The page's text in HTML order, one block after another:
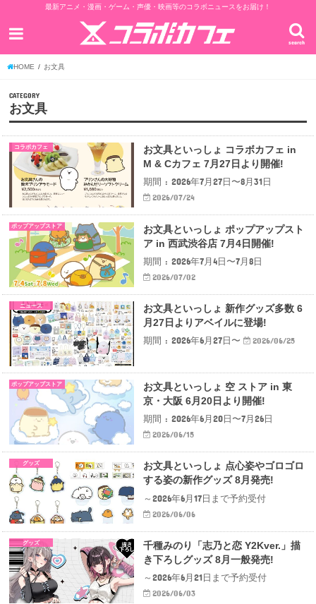
最新アニメ・漫画・ゲーム・声優・映画等のコラボニュースをお届け！
search
HOME お文具
CATEGORY
お文具
コラボカフェ
お文具といっしょ コラボカフェ in
M & Cカフェ 7月27日より開催!
期間 : 2026年7月27日〜8月31日
2026/07/24
ポップアップストア
お文具といっしょ ポップアップスト
ア in 西武渋谷店 7月4日開催!
期間 : 2026年7月4日〜7月8日
2026/07/02
ニュース
お文具といっしょ 新作グッズ多数 6
月27日よりアベイルに登場!
期間 : 2026年6月27日〜
2026/06/25
ポップアップストア
お文具といっしょ 空 ストア in 東
京・大阪 6月20日より開催!
期間 : 2026年6月20日〜7月26日
2026/06/15
グッズ
お文具といっしょ 点心姿やゴロゴロ
する姿の新作グッズ 8月発売!
～2026年6月17日まで予約受付
2026/06/06
グッズ
千種みのり「志乃と恋 Y2Kver.」描
き下ろしグッズ 8月一般発売!
～2026年6月21日まで予約受付
2026/06/03